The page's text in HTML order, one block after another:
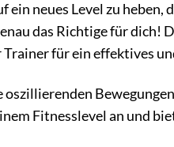
neues Level zu heben,
das Richtige für dich!
für ein effektives
Fitnesslevel an und